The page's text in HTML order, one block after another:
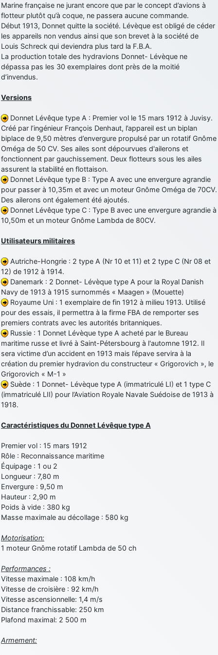
mahmoud: bonsoir, très instructif ce site .mais nous aimerions avoir
les photo des anciens appareils de l'armée de l'air de la haute -volta
d9pouces: Ça me casse quand même bien les pieds, j’avoue
jericho: Pour moi tout est à nouveau OK dirait-on… Merci à toi.
d9pouces
: En espérant n’avoir coupé les accessoires de personne
au passage !
un peu mieux
par terre
jericho : Ah ben je peux te confirmer que j'étais resté dans le filtre…
d9pouces: Désolé ! Mon filtrage a été un peu trop violent
manifestement
tout voir
Marine française ne jurant encore que par le concept d’avions à
flotteur plutôt qu’à coque, ne passera aucune commande.
Début 1913, Donnet quitte la société. Lévèque est obligé de céder
les appareils non vendus ainsi que son brevet à la société de
Louis Schreck qui deviendra plus tard la F.B.A.
La production totale des hydravions Donnet- Lévèque ne
dépassa pas les 30 exemplaires dont près de la moitié
d’invendus.
Versions
Donnet Lévêque type A : Premier vol le 15 mars 1912 à Juvisy.
Créé par l’ingénieur François Denhaut, l’appareil est un biplan
biplace de 9,50 mètres d’envergure propulsé par un rotatif Gnôme
Oméga de 50 CV. Ses ailes sont dépourvues d'ailerons et
fonctionnent par gauchissement. Deux flotteurs sous les ailes
assurent la stabilité en flottaison.
Donnet Lévêque type B : Type A avec une envergure agrandie
pour passer à 10,35m et avec un moteur Gnôme Oméga de 70CV.
Des ailerons ont également été ajoutés.
Donnet Lévêque type C : Type B avec une envergure agrandie à
10,50m et un moteur Gnôme Lambda de 80CV.
Utilisateurs militaires
Autriche-Hongrie : 2 type A (Nr 10 et 11) et 2 type C (Nr 08 et
12) de 1912 à 1914.
Danemark : 2 Donnet- Lévèque type A pour la Royal Danish
Navy de 1913 à 1915 surnommés « Maagen » (Mouette)
Royaume Uni : 1 exemplaire de fin 1912 à milieu 1913. Utilisé
pour des essais, il permettra à la firme FBA de remporter ses
premiers contrats avec les autorités britanniques.
Russie : 1 Donnet Lévèque type A acheté par le Bureau
maritime russe et livré à Saint-Pétersbourg à l'automne 1912. Il
sera victime d’un accident en 1913 mais l’épave servira à la
création du premier hydravion du constructeur « Grigorovich », le
Grigorovich « M-1 »
Suède : 1 Donnet- Lévèque type A (immatriculé LI) et 1 type C
(immatriculé LII) pour l’Aviation Royale Navale Suédoise de 1913 à
1918.
Caractéristiques du Donnet Lévêque type A
Premier vol : 15 mars 1912
Rôle : Reconnaissance maritime
Équipage : 1 ou 2
Longueur : 7,80 m
Envergure : 9,50 m
Hauteur : 2,90 m
Poids à vide : 380 kg
Masse maximale au décollage : 580 kg
Motorisation:
1 moteur Gnôme rotatif Lambda de 50 ch
Performances :
Vitesse maximale : 108 km/h
Vitesse de croisière : 92 km/h
Vitesse ascensionnelle: 1,4 m/s
Distance franchissable: 250 km
Plafond maximal: 2 500 m
Armement: